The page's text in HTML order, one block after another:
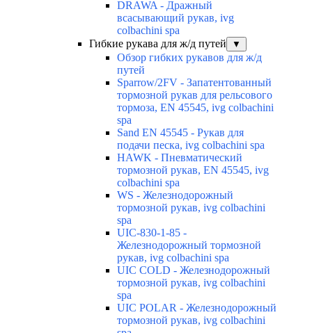
DRAWA - Дражный
всасывающий рукав, ivg
colbachini spa
Гибкие рукава для ж/д путей
▼
Обзор гибких рукавов для ж/д
путей
Sparrow/2FV - Запатентованный
тормозной рукав для рельсового
тормоза, EN 45545, ivg colbachini
spa
Sand EN 45545 - Рукав для
подачи песка, ivg colbachini spa
HAWK - Пневматический
тормозной рукав, EN 45545, ivg
colbachini spa
WS - Железнодорожный
тормозной рукав, ivg colbachini
spa
UIC-830-1-85 -
Железнодорожный тормозной
рукав, ivg colbachini spa
UIC COLD - Железнодорожный
тормозной рукав, ivg colbachini
spa
UIC POLAR - Железнодорожный
тормозной рукав, ivg colbachini